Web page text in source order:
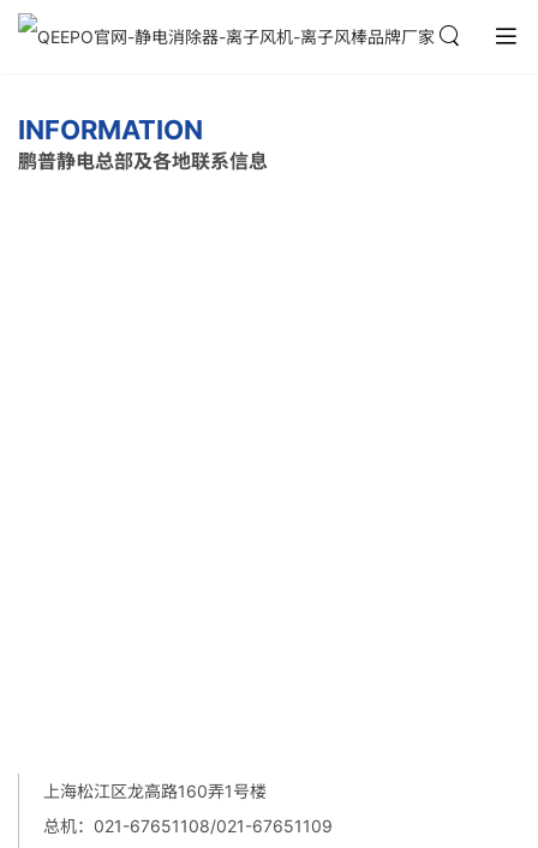
INFORMATION
鹏普静电总部及各地联系信息
上海松江区龙高路160弄1号楼
总机：021-67651108/021-67651109